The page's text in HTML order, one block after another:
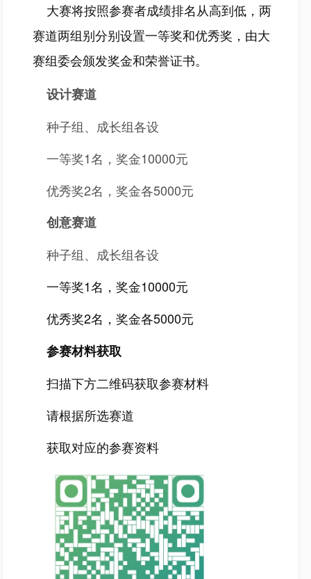
大赛将按照参赛者成绩排名从高到低，两
赛道两组别分别设置一等奖和优秀奖，由大
赛组委会颁发奖金和荣誉证书。
设计赛道
种子组、成长组各设
一等奖1名，奖金10000元
优秀奖2名，奖金各5000元
创意赛道
种子组、成长组各设
一等奖1名，奖金10000元
优秀奖2名，奖金各5000元
参赛材料获取
扫描下方二维码获取参赛材料
请根据所选赛道
获取对应的参赛资料